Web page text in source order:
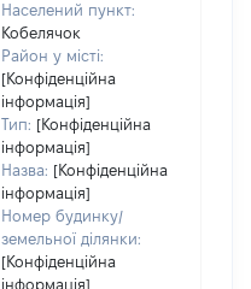
Населений пункт:
Кобелячок
Район у місті:
[Конфіденційна
інформація]
Тип: [Конфіденційна
інформація]
Назва: [Конфіденційна
інформація]
Номер будинку/
земельної ділянки:
[Конфіденційна
інформація]